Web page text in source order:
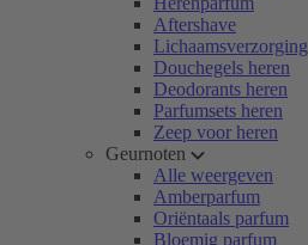
Aftershave
Lichaamsverzorging
Douchegels heren
Deodorants heren
Parfumsets heren
Zeep voor heren
Geurnoten
Alle weergeven
Amberparfum
Oriëntaals parfum
Bloemig parfum